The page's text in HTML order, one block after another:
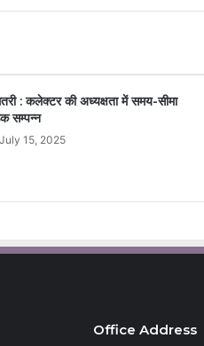
: कलेक्टर की अध्यक्षता में समय-सीमा
सम्पन्न
July 15, 2025
Office Address